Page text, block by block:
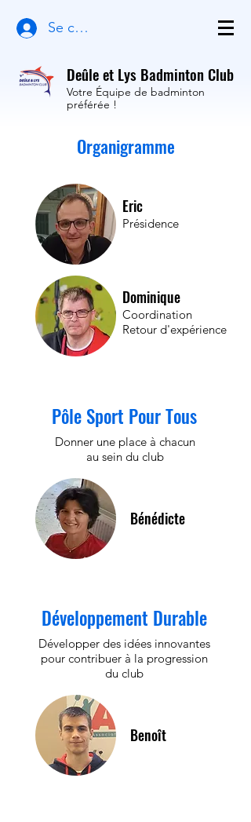
Se connecter
Deûle et Lys Badminton Club
Votre Équipe de badminton
préférée !
Organigramme
Eric
Présidence
Dominique
Coordination
Retour d'expérience
Pôle Sport Pour Tous
Donner une place à chacun
au sein du club
Bénédicte
Développement Durable
Développer des idées innovantes
pour contribuer à la progression
du club
Benoît